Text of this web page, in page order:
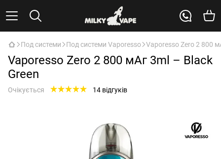
Под системи Под системи Vaporesso Vaporesso Zero 2 800
Vaporesso Zero 2 800 мАг 3ml – Black
Green
Очікується 14 відгуків